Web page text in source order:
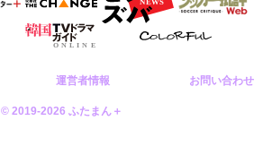
運営者情報 お問い合わせ
© 2019-2026 ふたまん＋